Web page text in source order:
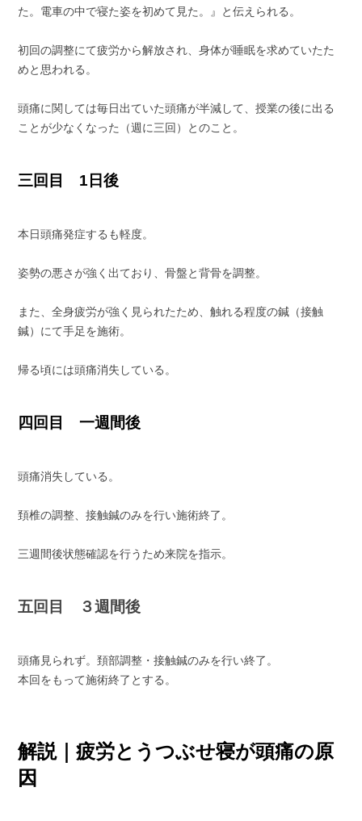
た。電車の中で寝た姿を初めて見た。』と伝えられる。
初回の調整にて疲労から解放され、身体が睡眠を求めていたた
めと思われる。
頭痛に関しては毎日出ていた頭痛が半減して、授業の後に出る
ことが少なくなった（週に三回）とのこと。
三回目 1日後
本日頭痛発症するも軽度。
姿勢の悪さが強く出ており、骨盤と背骨を調整。
また、全身疲労が強く見られたため、触れる程度の鍼（接触
鍼）にて手足を施術。
帰る頃には頭痛消失している。
四回目 一週間後
頭痛消失している。
頚椎の調整、接触鍼のみを行い施術終了。
三週間後状態確認を行うため来院を指示。
五回目 ３週間後
頭痛見られず。頚部調整・接触鍼のみを行い終了。
本回をもって施術終了とする。
解説｜疲労とうつぶせ寝が頭痛の原
因